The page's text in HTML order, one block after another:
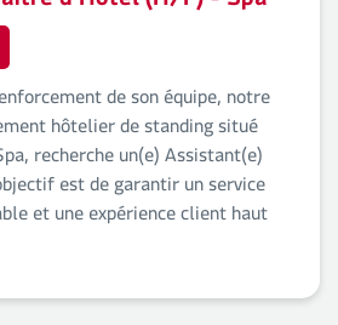
de son équipe, notre
hôtelier de standing situé
recherche un(e) Assistant(e)
est de garantir un service
et une expérience client haut